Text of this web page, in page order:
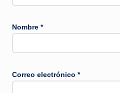
Nombre *
Correo electrónico *